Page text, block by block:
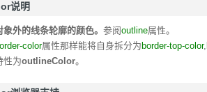
说明
外的线条轮廓的颜色。 参阅outline属性。
color属性那样能将自身拆分为 border-top-color,
性为outlineColor。